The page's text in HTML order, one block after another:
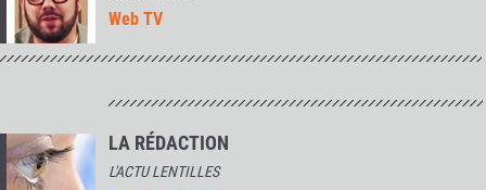
Web TV
LA RÉDACTION
L'ACTU LENTILLES